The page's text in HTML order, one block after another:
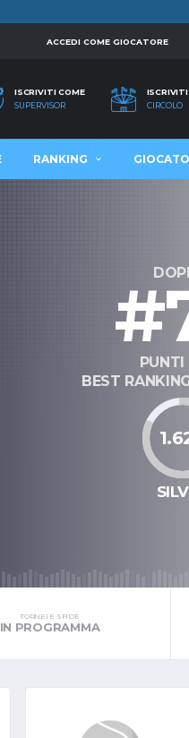
ACCEDI COME GIOCATORE
ISCRIVITI COME
SUPERVISOR
CIRCOLO
RANKING
PUNTI
BEST
TORNEI E SFIDE
IN PROGRAMMA